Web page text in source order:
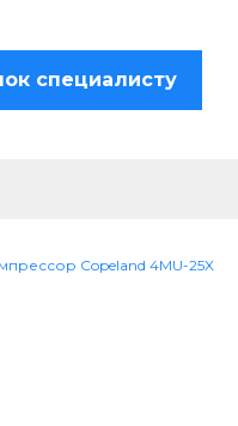
специалисту
Copeland 4MU-25X